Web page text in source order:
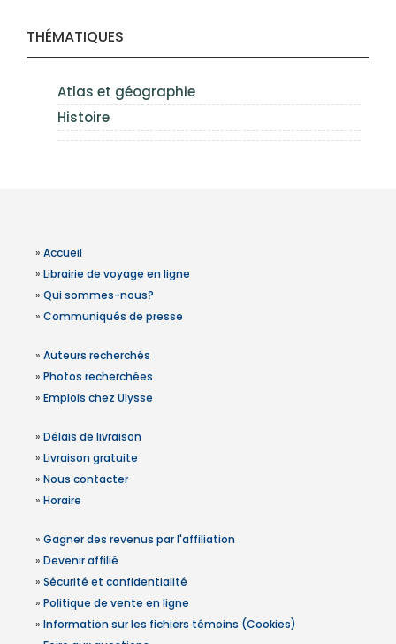
THÉMATIQUES
Atlas et géographie
Histoire
» Accueil
» Librairie de voyage en ligne
» Qui sommes-nous?
» Communiqués de presse
» Auteurs recherchés
» Photos recherchées
» Emplois chez Ulysse
» Délais de livraison
» Livraison gratuite
» Nous contacter
» Horaire
» Gagner des revenus par l'affiliation
» Devenir affilié
» Sécurité et confidentialité
» Politique de vente en ligne
» Information sur les fichiers témoins (Cookies)